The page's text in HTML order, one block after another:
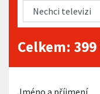
Celkem: 399